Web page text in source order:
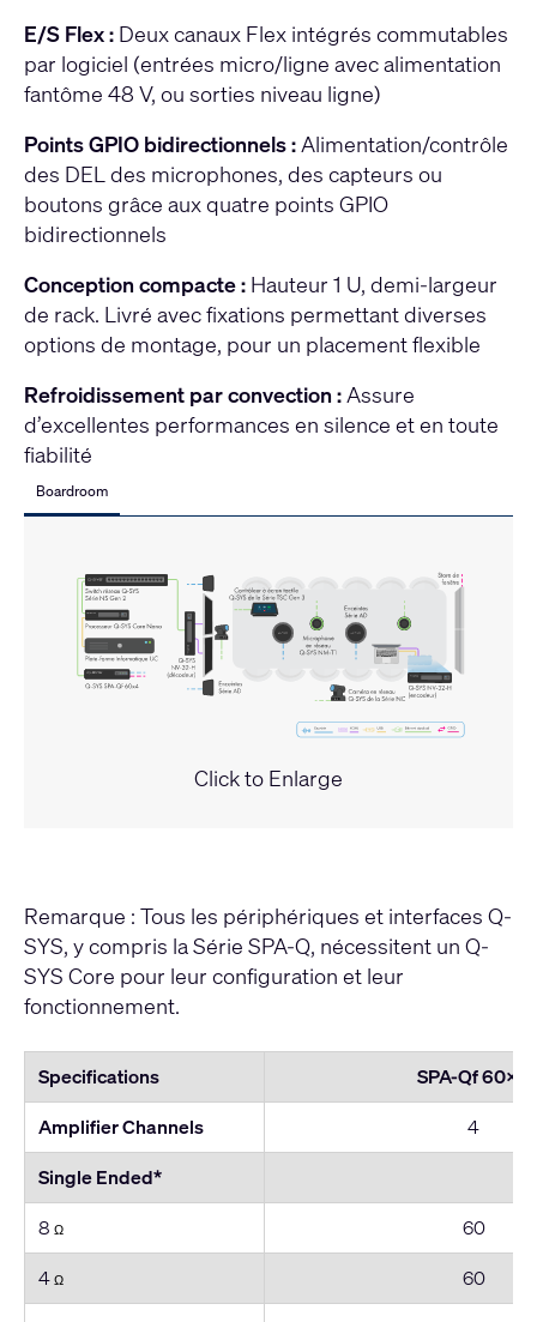
E/S Flex : Deux canaux Flex intégrés commutables
par logiciel (entrées micro/ligne avec alimentation
fantôme 48 V, ou sorties niveau ligne)
Points GPIO bidirectionnels :Alimentation/contrôle
des DEL des microphones, des capteurs ou
boutons grâce aux quatre points GPIO
bidirectionnels
Conception compacte : Hauteur 1 U, demi-largeur
de rack. Livré avec fixations permettant diverses
options de montage, pour un placement flexible
Refroidissement par convection :Assure
d’excellentes performances en silence et en toute
fiabilité
Boardroom
Click to Enlarge
Remarque : Tous les périphériques et interfaces Q-
SYS, y compris la Série SPA-Q, nécessitent un Q-
SYS Core pour leur configuration et leur
fonctionnement.
Specifications
SPA-Qf 60x4
Amplifier Channels
4
Single Ended*
8 Ω
60
4 Ω
60